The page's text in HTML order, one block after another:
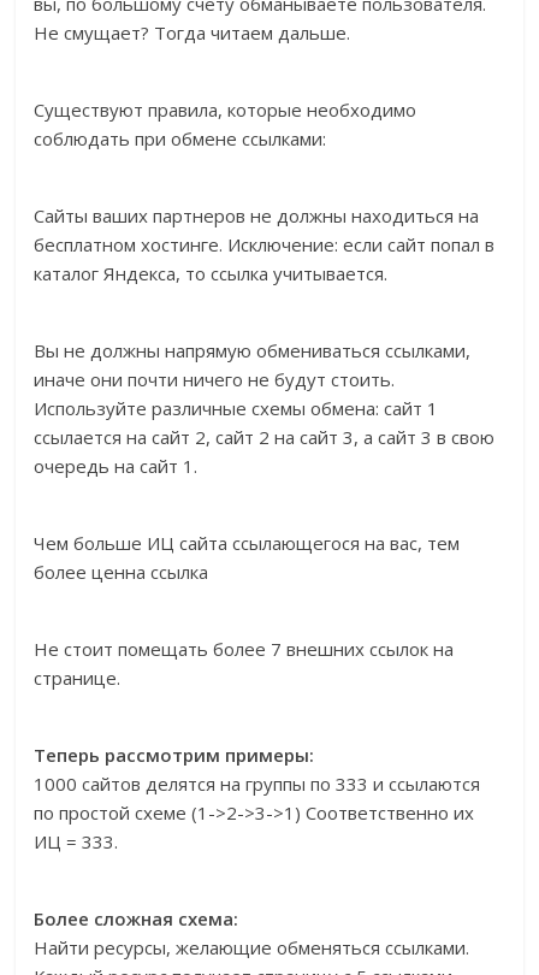
Не смущает? Тогда читаем дальше.
Существуют правила, которые необходимо
соблюдать при обмене ссылками:
Сайты ваших партнеров не должны находиться на
бесплатном хостинге. Исключение: если сайт попал в
каталог Яндекса, то ссылка учитывается.
Вы не должны напрямую обмениваться ссылками,
иначе они почти ничего не будут стоить.
Используйте различные схемы обмена: сайт 1
ссылается на сайт 2, сайт 2 на сайт 3, а сайт 3 в свою
очередь на сайт 1.
Чем больше ИЦ сайта ссылающегося на вас, тем
более ценна ссылка
Не стоит помещать более 7 внешних ссылок на
странице.
Теперь рассмотрим примеры:
1000 сайтов делятся на группы по 333 и ссылаются
по простой схеме (1->2->3->1) Соответственно их
ИЦ = 333.
Более сложная схема:
Найти ресурсы, желающие обменяться ссылками.